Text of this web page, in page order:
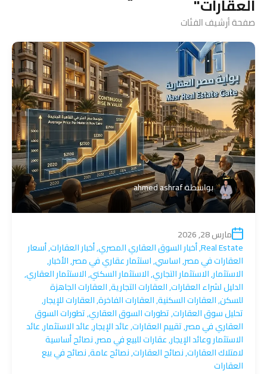
العقارات"
صفحة أرشيف الفئات
بواسطةahmed ashraf
مارس 28, 2026
Real Estate
,أخبار السوق العقاري المصري,أخبار العقارات,أسعار
العقارات في مصر,اساسي,استثمار عقاري في مصر,الأخبار,
الاستثمار,الاستثمار التجاري,الاستثمار السكني,الاستثمار العقاري,
الدليل لشراء العقارات,العقارات التجارية,العقارات الجاهزة
للسكن,العقارات السكنية,العقارات الفاخرة,العقارات للإيجار,
تحليل سوق العقارات,تطورات السوق العقاري,تطورات السوق
العقاري في مصر,تقييم العقارات,عائد الإيجار,عائد الاستثمار,عائد
الاستثمار وعائد الإيجار,عقارات للبيع في مصر,نصائح أساسية
لامتلاك العقارات,نصائح العقارات,نصائح عامة,نصائح في بيع
العقارات